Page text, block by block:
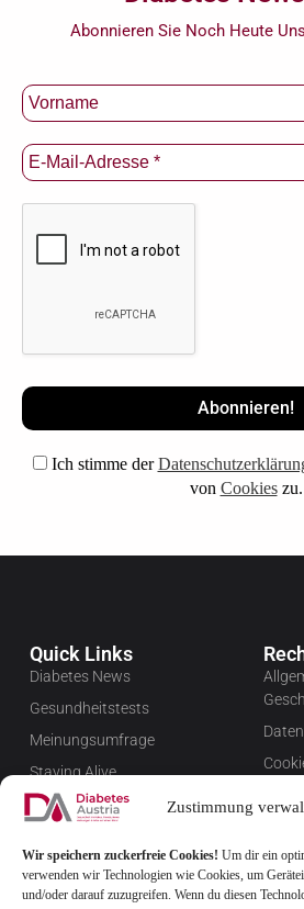
Zustimmung
Wir speichern zuckerfreie Cookies! Um dir ein
verwenden wir Technologien wie Cookies, um
und/oder darauf zuzugreifen. Wenn du diesen
Abonnieren Sie Noch Heute
Ich stimme der
von Cookieszu.
Quick Links
Diabetes News
Gesundheitstests
Meinungsumfrage
Staying Alive
Favoriten
FAQ